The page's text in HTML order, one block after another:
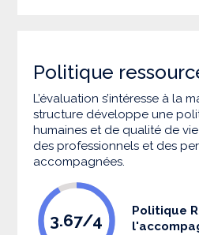
Politique
L’évaluation s’intéresse à la
structure développe une
humaines et de qualité de
des professionnels et des
accompagnées.
3.67/4
Politique